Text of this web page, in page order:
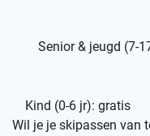
Senior & jeugd (7-
Kind (0-6 jr): gratis
Wil je je skipassen van